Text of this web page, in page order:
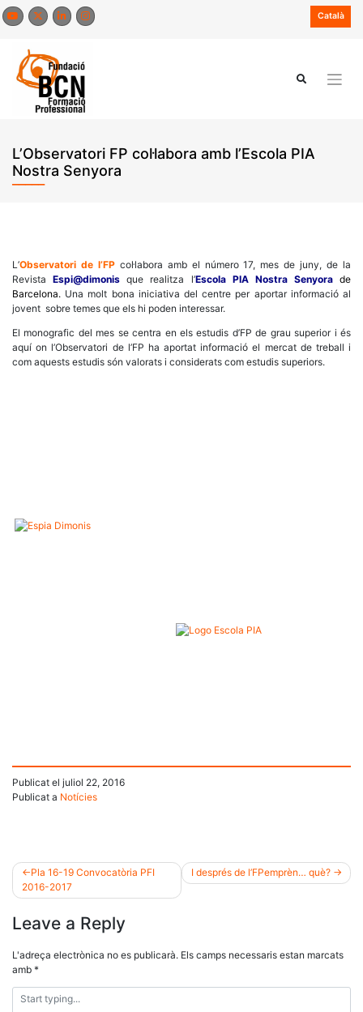
Skip
to
Català
L’Observatori FP col·labora amb l’Escola PIA
Nostra Senyora
L’Observatori de l’FPcol·labora amb el número 17, mes de juny, de la
RevistaEspi@dimonis que realitza l’Escola PIA Nostra Senyora de
Barcelona. Una molt bona iniciativa del centre per aportar informació al
jovent sobre temes que els hi poden interessar.
El monografic del mes se centra en els estudis d’FP de grau superior i és
aquí on l’Observatori de l’FP ha aportat informació el mercat de treball i
com aquests estudis són valorats i considerats com estudis superiors.
Publicat el juliol 22, 2016
Publicat a Notícies
Navegació
d'entrades
Pla 16-19 Convocatòria PFI
2016-2017
I després de l’FPemprèn… què?
Leave a Reply
L'adreça electrònica no es publicarà. Els camps necessaris estan marcats
amb *